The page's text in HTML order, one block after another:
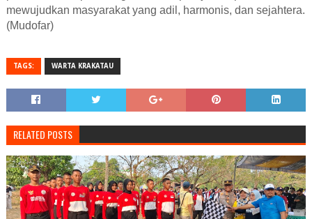
mewujudkan masyarakat yang adil, harmonis, dan sejahtera.
(Mudofar)
TAGS: WARTA KRAKATAU
RELATED POSTS